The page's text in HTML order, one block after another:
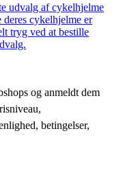
udvalg af cykelhjelme
cykelhjelme er
tryg ved at bestille
og anmeldt dem
betingelser,